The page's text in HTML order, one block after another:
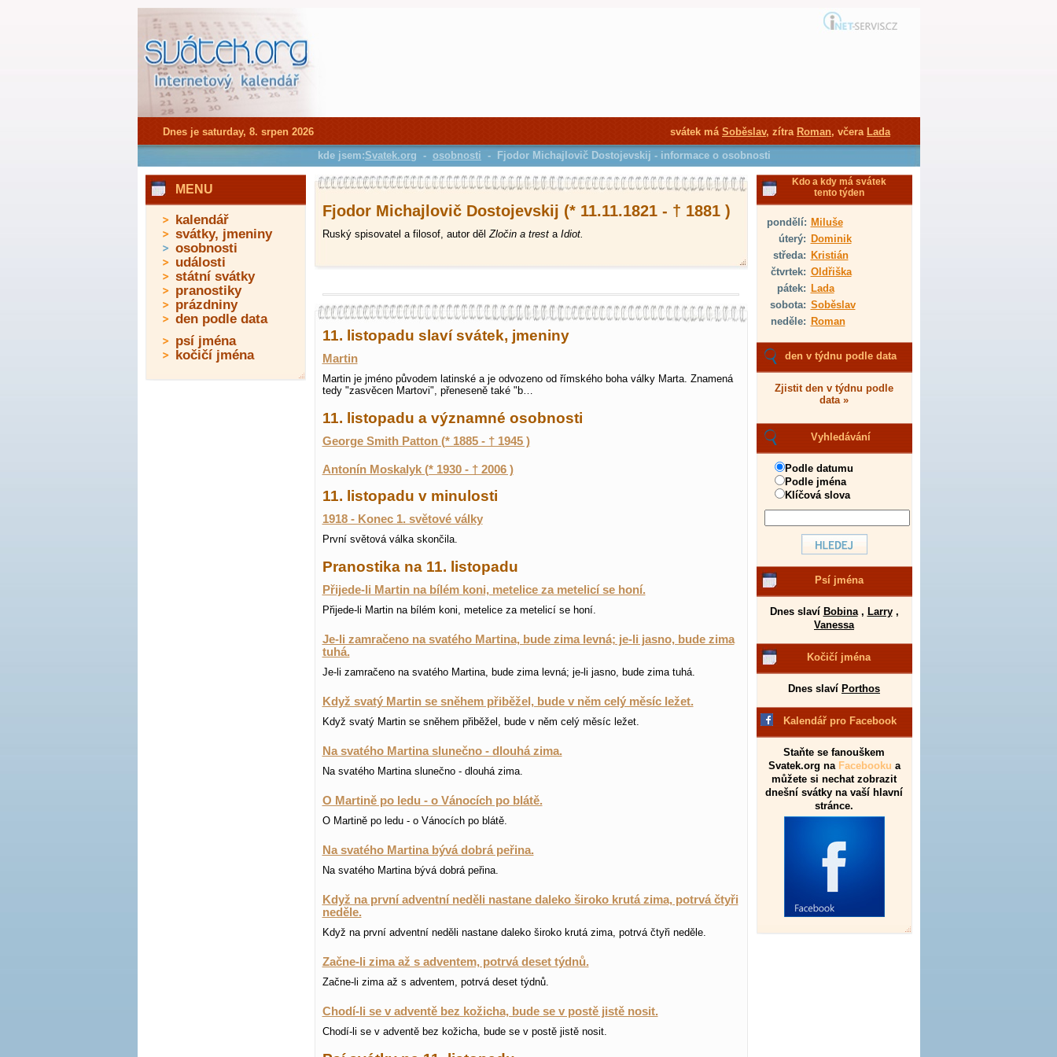
Fjodor Michajlovič Dostojevskij (* 11.11.1821 - † 1881 )
Ruský spisovatel a filosof, autor dělZločin a trest a Idiot.
11. listopadu slaví svátek, jmeniny
Martin
Martin je jméno původem latinské a je odvozeno od římského boha války Marta. Znamená
tedy "zasvěcen Martovi", přeneseně také "b…
11. listopadu a významné osobnosti
George Smith Patton (* 1885 - † 1945 )
Antonín Moskalyk (* 1930 - † 2006 )
11. listopadu v minulosti
1918 - Konec 1. světové války
První světová válka skončila.
Pranostika na 11. listopadu
Přijede-li Martin na bílém koni, metelice za metelicí se honí.
Přijede-li Martin na bílém koni, metelice za metelicí se honí.
Je-li zamračeno na svatého Martina, bude zima levná; je-li jasno, bude zima
tuhá.
Je-li zamračeno na svatého Martina, bude zima levná; je-li jasno, bude zima tuhá.
Když svatý Martin se sněhem přiběžel, bude v něm celý měsíc ležet.
Když svatý Martin se sněhem přiběžel, bude v něm celý měsíc ležet.
Na svatého Martina slunečno - dlouhá zima.
Na svatého Martina slunečno - dlouhá zima.
O Martině po ledu - o Vánocích po blátě.
O Martině po ledu - o Vánocích po blátě.
Na svatého Martina bývá dobrá peřina.
Na svatého Martina bývá dobrá peřina.
Když na první adventní neděli nastane daleko široko krutá zima, potrvá čtyři
neděle.
Když na první adventní neděli nastane daleko široko krutá zima, potrvá čtyři neděle.
Začne-li zima až s adventem, potrvá deset týdnů.
Začne-li zima až s adventem, potrvá deset týdnů.
Chodí-li se v adventě bez kožicha, bude se v postě jistě nosit.
Chodí-li se v adventě bez kožicha, bude se v postě jistě nosit.
Kdo a kdy má svátek
tento týden
pondělí: Miluše
úterý: Dominik
středa: Kristián
čtvrtek: Oldřiška
pátek: Lada
sobota: Soběslav
neděle: Roman
den v týdnu podle data
Zjistit den v týdnu podle
data »
Vyhledávání
Podle datumu
Podle jména
Klíčová slova
Psí jména
Dnes slaví Bobina, Larry,
Vanessa
Kočičí jména
Dnes slaví Porthos
Kalendář pro Facebook
Staňte se fanouškem
Svatek.org na Facebooku a
můžete si nechat zobrazit
dnešní svátky na vaší hlavní
stránce.
MENU
kalendář
svátky, jmeniny
osobnosti
události
státní svátky
pranostiky
prázdniny
den podle data
psí jména
kočičí jména
Dnes je saturday, 8. srpen 2026 svátek má Soběslav, zítra Roman, včera Lada
kde jsem:Svatek.org - osobnosti - Fjodor Michajlovič Dostojevskij - informace o osobnosti